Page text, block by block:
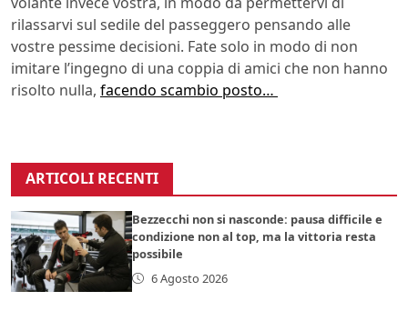
rilassarvi sul sedile del passeggero pensando alle
vostre pessime decisioni. Fate solo in modo di non
imitare l’ingegno di una coppia di amici che non hanno
risolto nulla, facendo scambio posto…
ARTICOLI RECENTI
Bezzecchi non si nasconde: pausa difficile e
condizione non al top, ma la vittoria resta
possibile
6 Agosto 2026